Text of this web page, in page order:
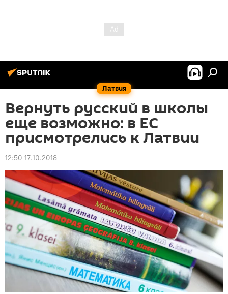
Латвия
Вернуть русский в школы
еще возможно: в ЕС
присмотрелись к Латвии
12:50 17.10.2018